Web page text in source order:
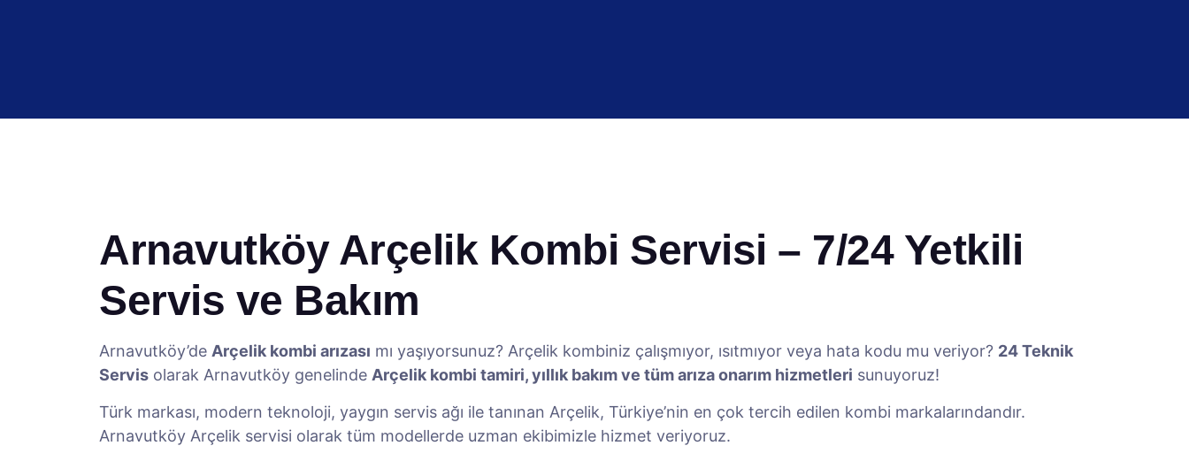
Arnavutköy Arçelik Kombi Servisi – 7/24 Yetkili
Servis ve Bakım
Arnavutköy’de Arçelik kombi arızası mı yaşıyorsunuz? Arçelik kombiniz çalışmıyor, ısıtmıyor veya hata kodu mu veriyor? 24 Teknik
Servis olarak Arnavutköy genelinde Arçelik kombi tamiri, yıllık bakım ve tüm arıza onarım hizmetleri sunuyoruz!
Türk markası, modern teknoloji, yaygın servis ağı ile tanınan Arçelik, Türkiye’nin en çok tercih edilen kombi markalarındandır.
Arnavutköy Arçelik servisi olarak tüm modellerde uzman ekibimizle hizmet veriyoruz.